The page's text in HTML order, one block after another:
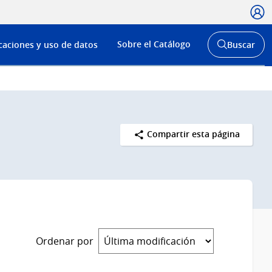
Menú
de
y uso de datos Sobre el Catálogo
Abrir
buscador
Buscar
Compartir esta página
Ordenar por